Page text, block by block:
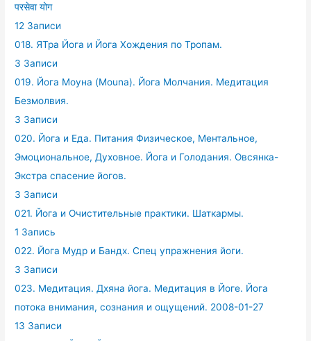
परसेवा योग
12 Записи
018. ЯТра Йога и Йога Хождения по Тропам.
3 Записи
019. Йога Моуна (Mouna). Йога Молчания. Медитация
Безмолвия.
3 Записи
020. Йога и Еда. Питания Физическое, Ментальное,
Эмоциональное, Духовное. Йога и Голодания. Овсянка-
Экстра спасение йогов.
3 Записи
021. Йога и Очистительные практики. Шаткармы.
1 Запись
022. Йога Мудр и Бандх. Спец упражнения йоги.
3 Записи
023. Медитация. Дхяна йога. Медитация в Йоге. Йога
потока внимания, сознания и ощущений. 2008-01-27
13 Записи